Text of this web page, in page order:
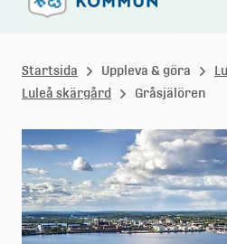
u
l
e
å
k
Startsida Uppleva & göra
Luleå skärgård
Gråsjälören